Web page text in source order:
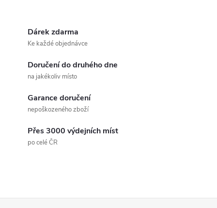
Dárek zdarma
Ke každé objednávce
Doručení do druhého dne
na jakékoliv místo
Garance doručení
nepoškozeného zboží
Přes 3000 výdejních míst
po celé ČR